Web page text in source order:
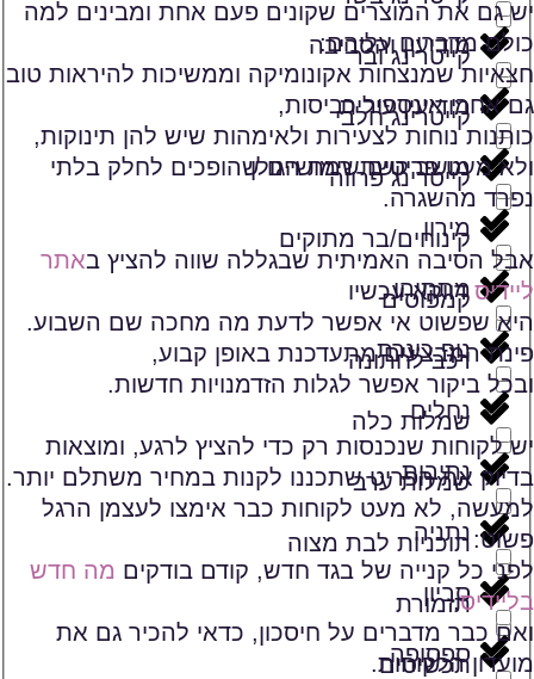
קייטרינג ובר
קייטרינג חלבי
קייטרינג פרווה
קינוחים/בר מתוקים
קמפוסים
רכב לחתונה
שמלות כלה
שמלות ערב
תוכניות לבת מצוה
תזמורת
תכשיטים
מודיעין והסביבה
מודיעין עילית
מושב קשת רמת הגולן
מירון
מתתיהו
נוף כינרת
נחלים
נתיבות
נתניה
סביון
ספסופה
יש גם את המוצרים שקונים פעם אחת ומבינים למה
כולם מדברים עליהם:
חצאיות שמנצחות אקונומיקה וממשיכות להיראות טוב
גם אחרי אינספור כביסות,
כותנות נוחות לצעירות ולאימהות שיש להן תינוקות,
ולא מעט פריטים שימושיים שהופכים לחלק בלתי
נפרד מהשגרה.
אבל הסיבה האמיתית שבגללה שווה להציץ באתר
ליידיסדווקא עכשיו
היא שפשוט אי אפשר לדעת מה מחכה שם השבוע.
פינת המבצעים מתעדכנת באופן קבוע,
ובכל ביקור אפשר לגלות הזדמנויות חדשות.
יש לקוחות שנכנסות רק כדי להציץ לרגע, ומוצאות
בדיוק את הפריט שתכננו לקנות במחיר משתלם יותר.
למעשה, לא מעט לקוחות כבר אימצו לעצמן הרגל
פשוט:
לפני כל קנייה של בגד חדש, קודם בודקים מה חדש
בליידיס.
ואם כבר מדברים על חיסכון, כדאי להכיר גם את
מועדון הלקוחות.